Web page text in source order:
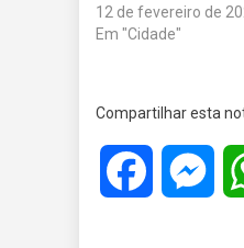
12 de fevereiro de
Em "Cidade"
Compartilhar esta
Facebook